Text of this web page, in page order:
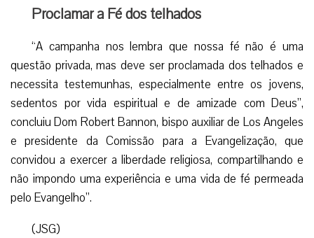
Proclamar a Fé dos telhados
“A campanha nos lembra que nossa fé não é uma
questão privada, mas deve ser proclamada dos telhados e
necessita testemunhas, especialmente entre os jovens,
sedentos por vida espiritual e de amizade com Deus”,
concluiu Dom Robert Bannon, bispo auxiliar de Los Angeles
e presidente da Comissão para a Evangelização, que
convidou a exercer a liberdade religiosa, compartilhando e
não impondo uma experiência e uma vida de fé permeada
pelo Evangelho”.
(JSG)